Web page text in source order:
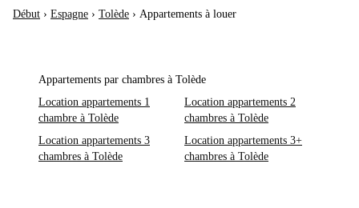
Début › Espagne › Tolède › Appartements à louer
Appartements par chambres à Tolède
Location appartements 1
chambre à Tolède
Location appartements 2
chambres à Tolède
Location appartements 3
chambres à Tolède
Location appartements 3+
chambres à Tolède